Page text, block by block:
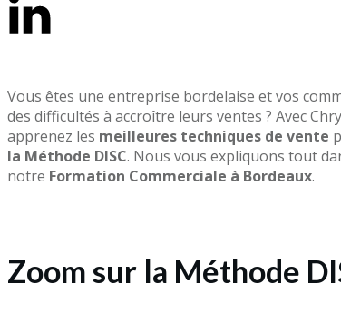
Vous êtes une entreprise bordelaise et vos
des difficultés à accroître leurs ventes ? Avec
apprenez les meilleures techniques de vente
la Méthode DISC. Nous vous expliquons tout
notre Formation Commerciale à Bordeaux.
Zoom sur la Méthode